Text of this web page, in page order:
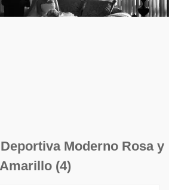
Moderno Rosa y
Amarillo (4)